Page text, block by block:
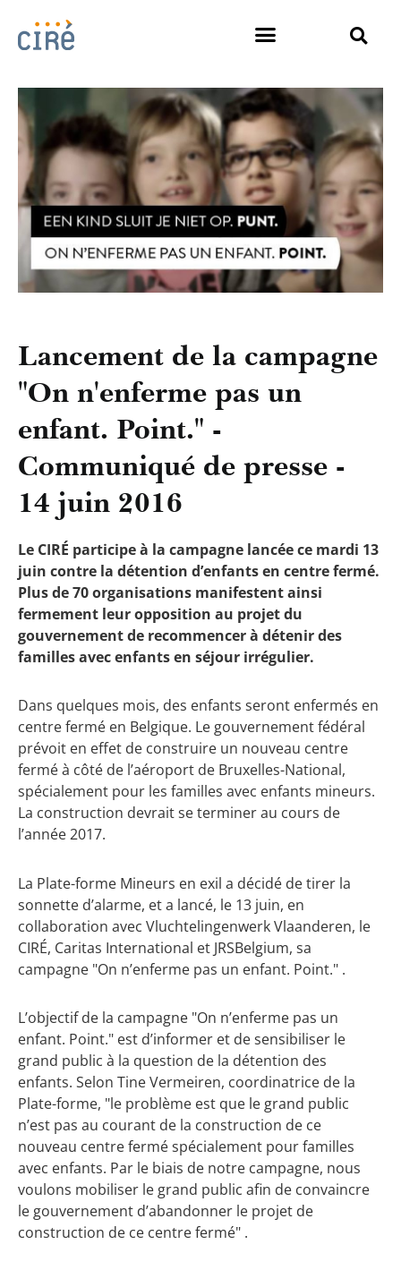
Lancement de la campagne
"On n'enferme pas un
enfant. Point." -
Communiqué de presse -
14 juin 2016
Le CIRÉ participe à la campagne lancée ce mardi 13
juin contre la détention d’enfants en centre fermé.
Plus de 70 organisations manifestent ainsi
fermement leur opposition au projet du
gouvernement de recommencer à détenir des
familles avec enfants en séjour irrégulier.
Dans quelques mois, des enfants seront enfermés en
centre fermé en Belgique. Le gouvernement fédéral
prévoit en effet de construire un nouveau centre
fermé à côté de l’aéroport de Bruxelles-National,
spécialement pour les familles avec enfants mineurs.
La construction devrait se terminer au cours de
l’année 2017.
La Plate-forme Mineurs en exil a décidé de tirer la
sonnette d’alarme, et a lancé, le 13 juin, en
collaboration avec Vluchtelingenwerk Vlaanderen, le
CIRÉ, Caritas International et JRSBelgium, sa
campagne "On n’enferme pas un enfant. Point." .
L’objectif de la campagne "On n’enferme pas un
enfant. Point." est d’informer et de sensibiliser le
grand public à la question de la détention des
enfants. Selon Tine Vermeiren, coordinatrice de la
Plate-forme, "le problème est que le grand public
n’est pas au courant de la construction de ce
nouveau centre fermé spécialement pour familles
avec enfants. Par le biais de notre campagne, nous
voulons mobiliser le grand public afin de convaincre
le gouvernement d’abandonner le projet de
construction de ce centre fermé" .